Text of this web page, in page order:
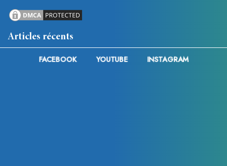
Articles récents
Eliminación de tatuajes: el láser supera a otras
FACEBOOK YOUTUBE INSTAGRAM